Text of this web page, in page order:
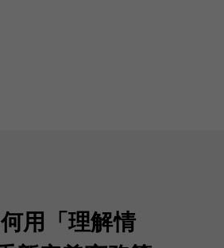
用「理解情